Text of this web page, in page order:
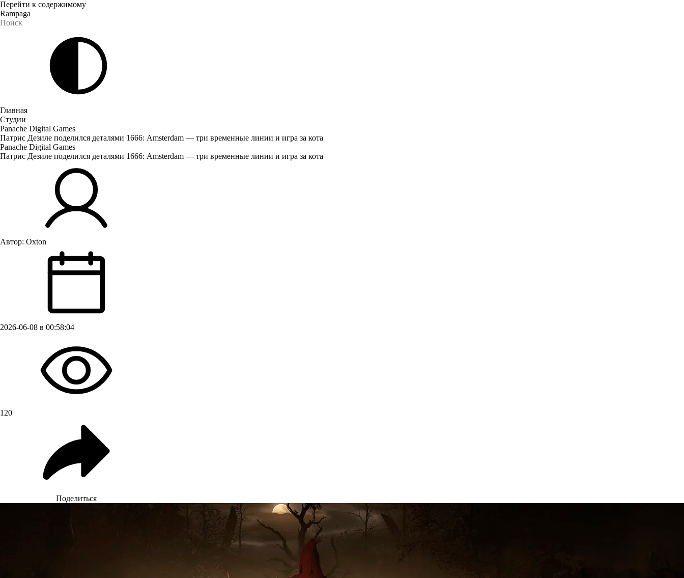
Перейти к содержимому
Rampaga
Главная
Студии
Panache Digital Games
Патрис Дезиле поделился деталями 1666: Amsterdam — три временные линии и игра за кота
Panache Digital Games
Патрис Дезиле поделился деталями 1666: Amsterdam — три временные линии и игра за кота
Автор: Oxton
2026-06-08 в 00:58:04
120
Поделиться